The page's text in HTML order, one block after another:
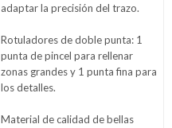
adaptar la precisión del trazo.
Rotuladores de doble punta: 1
punta de pincel para rellenar
zonas grandes y 1 punta fina para
los detalles.
Material de calidad de bellas